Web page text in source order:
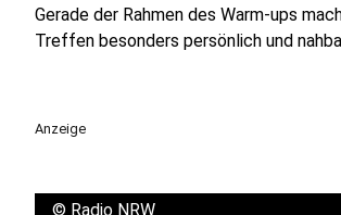
Gerade der Rahmen des Warm-ups
Treffen besonders persönlich und
Anzeige
© Radio NRW